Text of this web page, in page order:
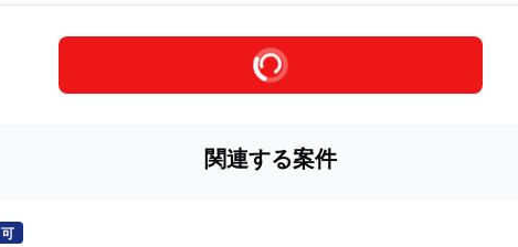
関連する案件